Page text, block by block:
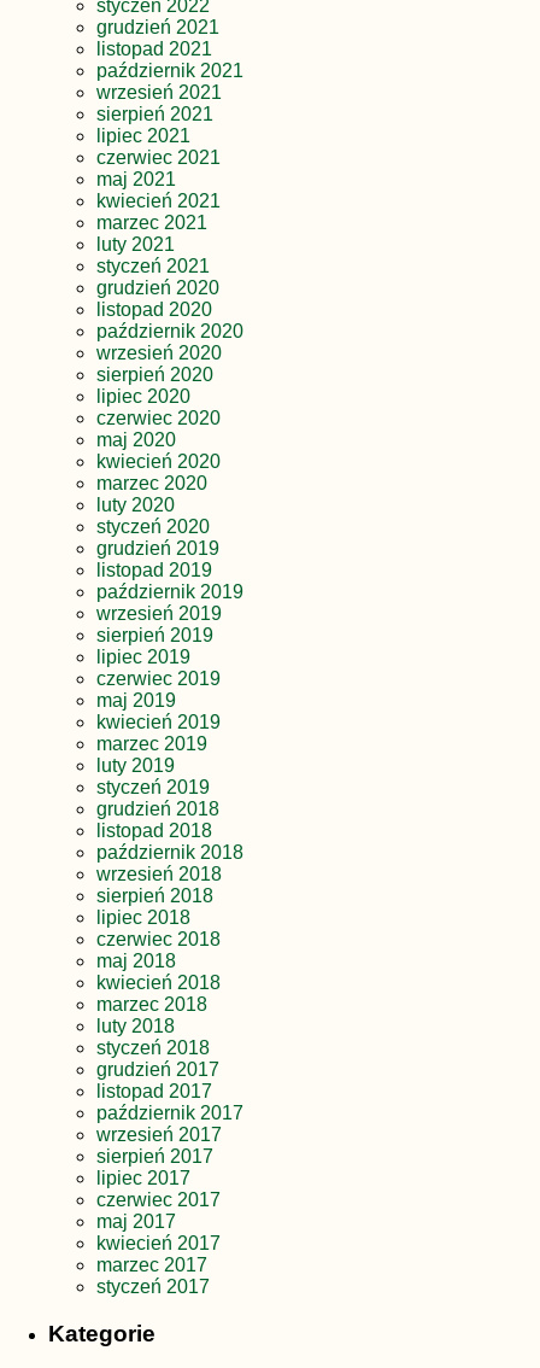
styczeń 2022
grudzień 2021
listopad 2021
październik 2021
wrzesień 2021
sierpień 2021
lipiec 2021
czerwiec 2021
maj 2021
kwiecień 2021
marzec 2021
luty 2021
styczeń 2021
grudzień 2020
listopad 2020
październik 2020
wrzesień 2020
sierpień 2020
lipiec 2020
czerwiec 2020
maj 2020
kwiecień 2020
marzec 2020
luty 2020
styczeń 2020
grudzień 2019
listopad 2019
październik 2019
wrzesień 2019
sierpień 2019
lipiec 2019
czerwiec 2019
maj 2019
kwiecień 2019
marzec 2019
luty 2019
styczeń 2019
grudzień 2018
listopad 2018
październik 2018
wrzesień 2018
sierpień 2018
lipiec 2018
czerwiec 2018
maj 2018
kwiecień 2018
marzec 2018
luty 2018
styczeń 2018
grudzień 2017
listopad 2017
październik 2017
wrzesień 2017
sierpień 2017
lipiec 2017
czerwiec 2017
maj 2017
kwiecień 2017
marzec 2017
styczeń 2017
Kategorie